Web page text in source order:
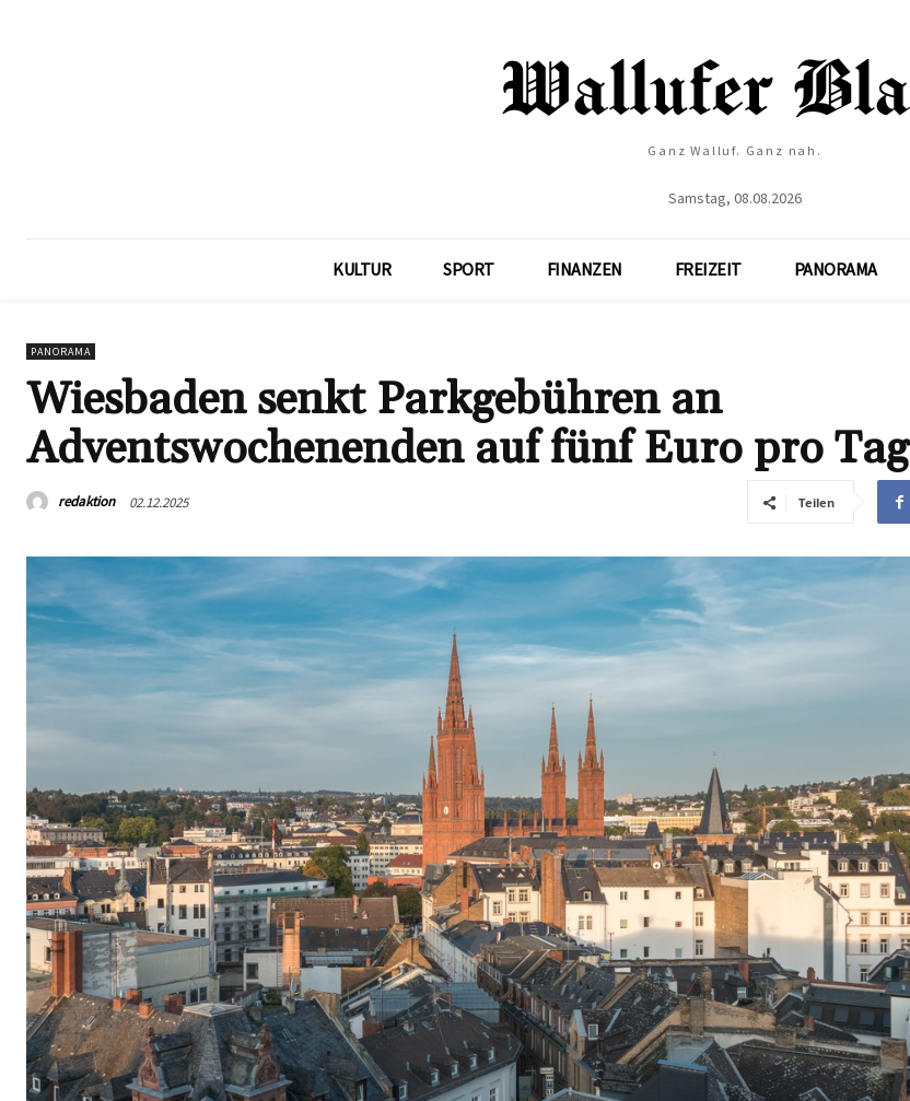
Ganz Walluf. Ganz nah.
Samstag, 08.08.2026
KULTUR SPORT FINANZEN FREIZEIT PANORAMA
PANORAMA
Wiesbaden senkt Parkgebühren an
Adventswochenenden auf fünf Euro pro Tag
redaktion 02.12.2025 Teilen